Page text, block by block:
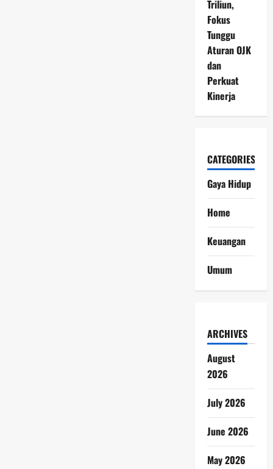
Triliun,
Fokus
Tunggu
Aturan OJK
dan
Perkuat
Kinerja
CATEGORIES
Gaya Hidup
Home
Keuangan
Umum
ARCHIVES
August
2026
July 2026
June 2026
May 2026